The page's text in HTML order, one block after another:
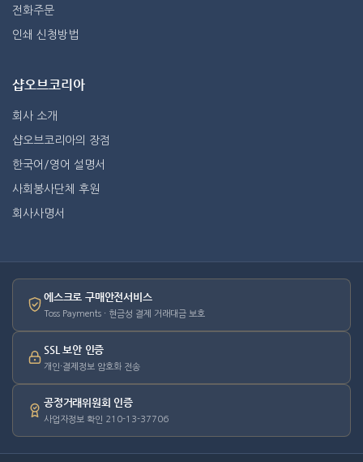
전화주문
인쇄 신청방법
샵오브코리아
회사 소개
샵오브코리아의 장점
한국어/영어 설명서
사회봉사단체 후원
회사사명서
에스크로 구매안전서비스
Toss Payments · 현금성 결제 거래대금 보호
SSL 보안 인증
개인·결제정보 암호화 전송
공정거래위원회 인증
사업자정보 확인 210-13-37706